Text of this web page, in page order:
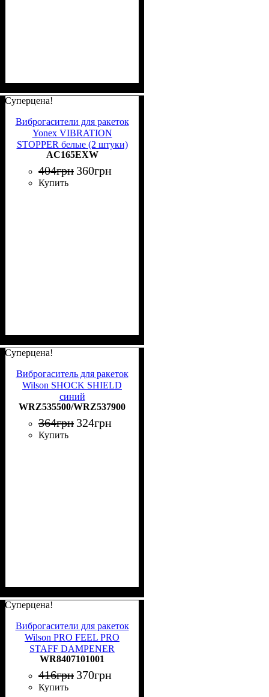
Суперцена!
Виброгасители для ракеток
Yonex VIBRATION
STOPPER белые (2 штуки)
AC165EXW
AC165EXW
404грн 360грн
Купить
Суперцена!
Виброгаситель для ракеток
Wilson SHOCK SHIELD
синий
WRZ535500/WRZ537900
WRZ535500/WRZ537900
364грн 324грн
Купить
Суперцена!
Виброгасители для ракеток
Wilson PRO FEEL PRO
STAFF DAMPENER
черные (2 штуки)
WR8407101001
WR8407101001
416грн 370грн
Купить